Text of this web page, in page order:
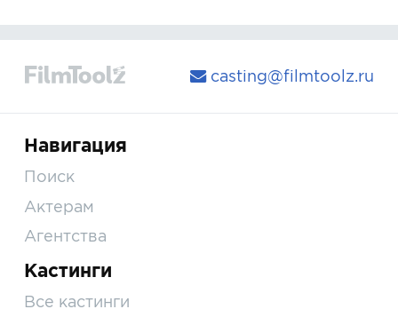
casting@filmtoolz.ru
Навигация
Поиск
Актерам
Агентства
Кастинги
Все кастинги